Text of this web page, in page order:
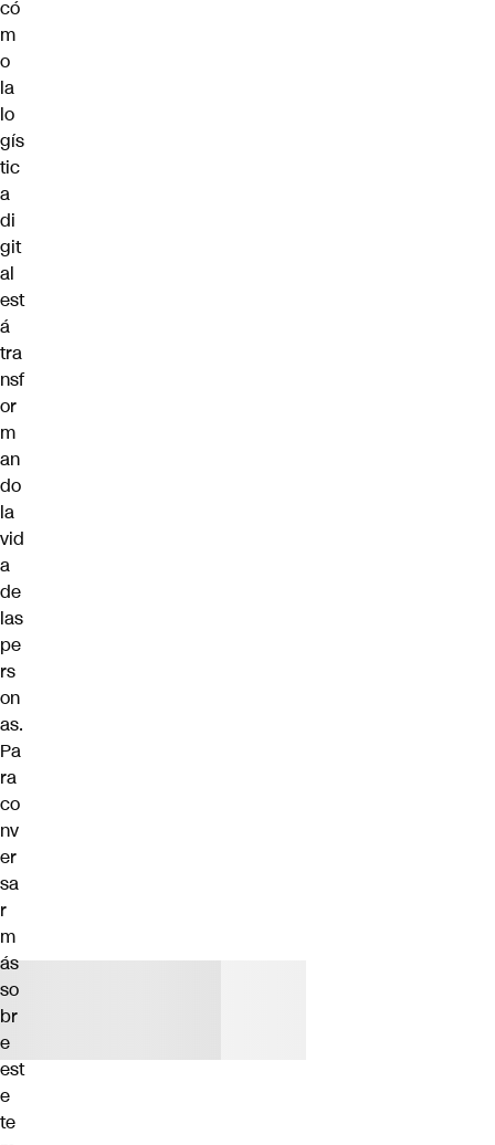
có
m
o
la
lo
gís
tic
a
di
git
al
est
á
tra
nsf
or
m
an
do
la
vid
a
de
las
pe
rs
on
as.
Pa
ra
co
nv
er
sa
r
m
ás
so
br
e
est
e
te